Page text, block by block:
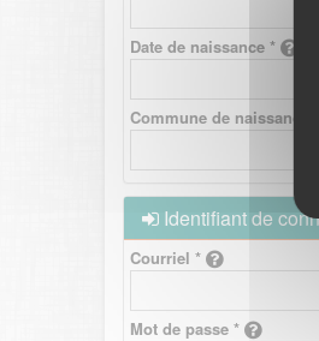
Date de naissance *
Commune de naissance *
Identifiant de
Courriel *
Mot de passe *